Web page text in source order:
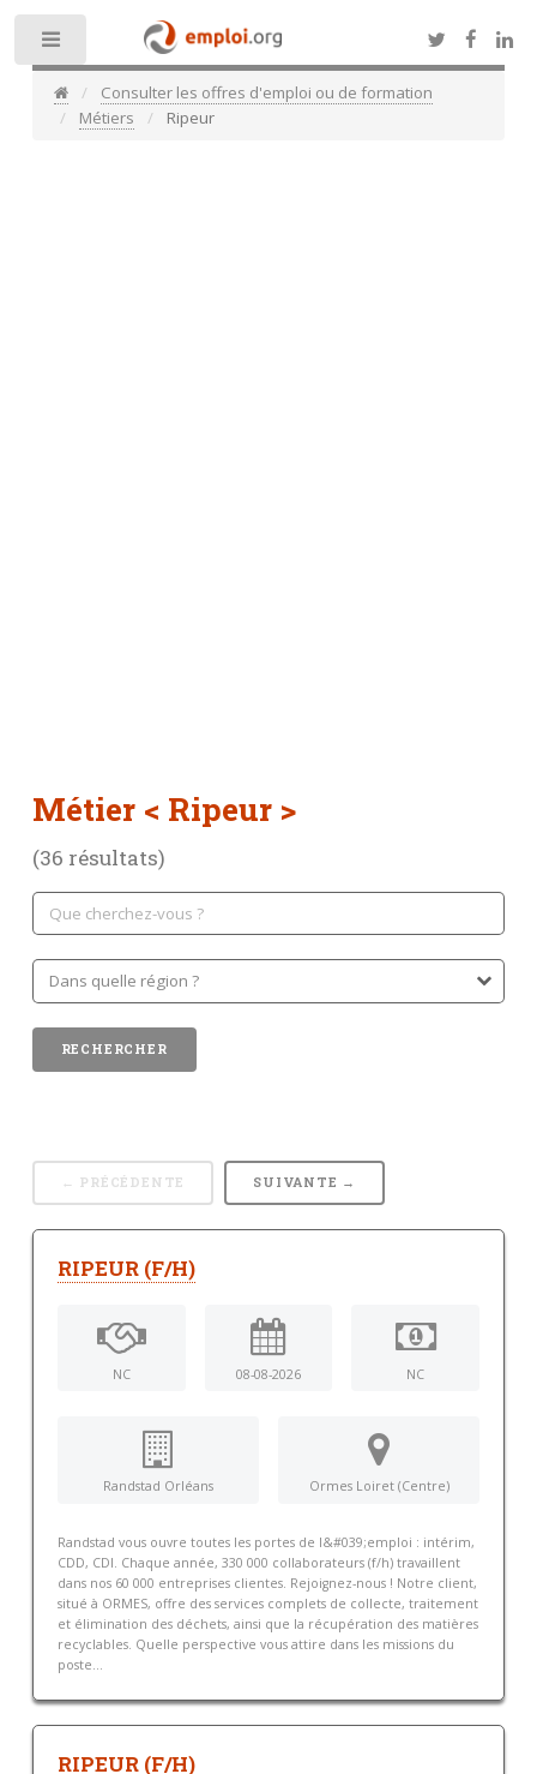
Consulter les offres d'emploi ou de formation
Métiers
Ripeur
Métier < Ripeur >
(36 résultats)
← PRÉCÉDENTE SUIVANTE →
RIPEUR (F/H)
NC 08-08-2026 NC
Randstad Orléans Ormes Loiret (Centre)
Randstad vous ouvre toutes les portes de l&#039;emploi : intérim,
CDD, CDI. Chaque année, 330 000 collaborateurs (f/h) travaillent
dans nos 60 000 entreprises clientes. Rejoignez-nous ! Notre client,
situé à ORMES, offre des services complets de collecte, traitement
et élimination des déchets, ainsi que la récupération des matières
recyclables. Quelle perspective vous attire dans les missions du
poste...
RIPEUR (F/H)
Toggle